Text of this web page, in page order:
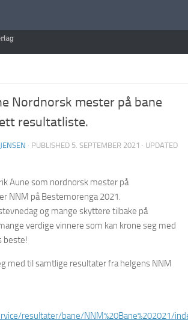
Nordnorsk mester på bane
resultatliste.
· PUBLISHED 5. SEPTEMBER 2021 · UPDATED
Aune som nordnorsk mester på
NNM på Bestemorenga 2021.
og mange skyttere tilbake på
verdige vinnere som kan krone seg med
beste!
med til samtlige resultater fra helgens NNM
resultater/bane/NNM%20Bane%202021/